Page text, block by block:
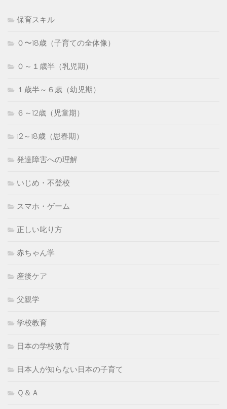
保育スキル
０〜18歳（子育ての全体像）
０～１歳半（乳児期）
１歳半～６歳（幼児期）
６～12歳（児童期）
12～18歳（思春期）
発達障害への理解
いじめ・不登校
スマホ・ゲーム
正しい叱り方
赤ちゃん学
産後ケア
父親学
学校教育
日本の学校教育
日本人が知らない日本の子育て
Ｑ＆Ａ